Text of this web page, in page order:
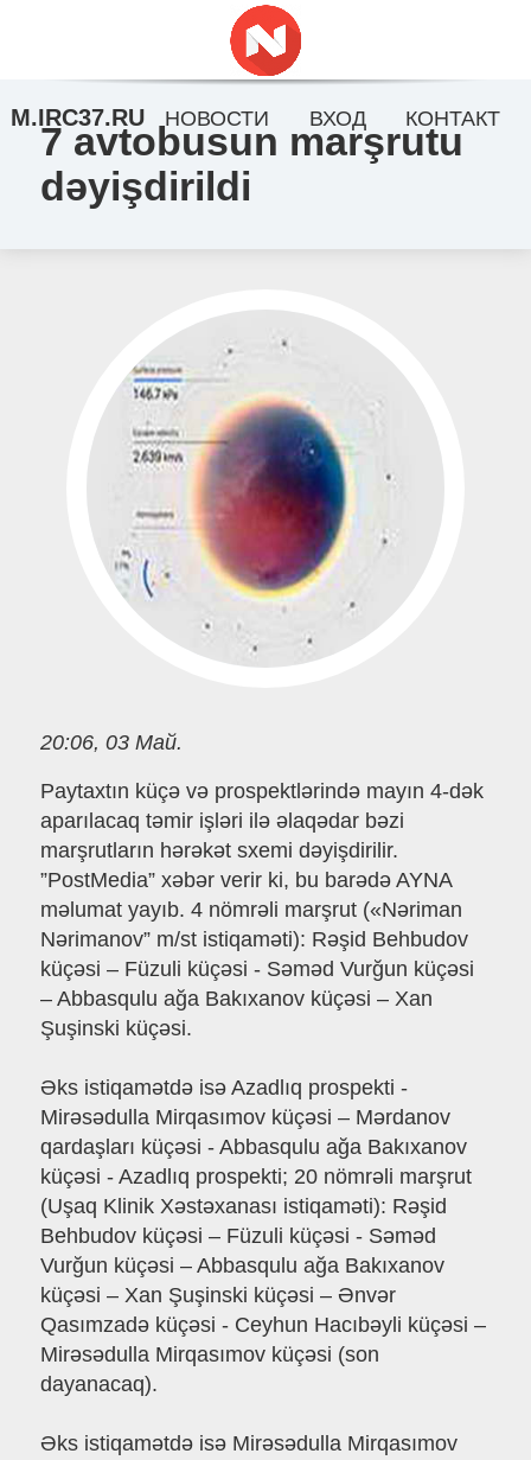
7 avtobusun marşrutu
dəyişdirildi
20:06, 03 Май.
Paytaxtın küçə və prospektlərində mayın 4-dək
aparılacaq təmir işləri ilə əlaqədar bəzi
marşrutların hərəkət sxemi dəyişdirilir.
”PostMedia” xəbər verir ki, bu barədə AYNA
məlumat yayıb. 4 nömrəli marşrut («Nəriman
Nərimanov” m/st istiqaməti): Rəşid Behbudov
küçəsi – Füzuli küçəsi - Səməd Vurğun küçəsi
– Abbasqulu ağa Bakıxanov küçəsi – Xan
Şuşinski küçəsi.
Əks istiqamətdə isə Azadlıq prospekti -
Mirəsədulla Mirqasımov küçəsi – Mərdanov
qardaşları küçəsi - Abbasqulu ağa Bakıxanov
küçəsi - Azadlıq prospekti; 20 nömrəli marşrut
(Uşaq Klinik Xəstəxanası istiqaməti): Rəşid
Behbudov küçəsi – Füzuli küçəsi - Səməd
Vurğun küçəsi – Abbasqulu ağa Bakıxanov
küçəsi – Xan Şuşinski küçəsi – Ənvər
Qasımzadə küçəsi - Ceyhun Hacıbəyli küçəsi –
Mirəsədulla Mirqasımov küçəsi (son
dayanacaq).
Əks istiqamətdə isə Mirəsədulla Mirqasımov
M.IRC37.RU НОВОСТИ ВХОД КОНТАКТ